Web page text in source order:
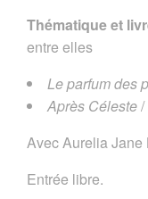
Thématique et
entre elles
Le parfum des
Après Céleste
Avec Aurelia Jane
Entrée libre.